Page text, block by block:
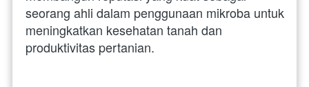
seorang ahli dalam penggunaan mikroba untuk
meningkatkan kesehatan tanah dan
produktivitas pertanian.